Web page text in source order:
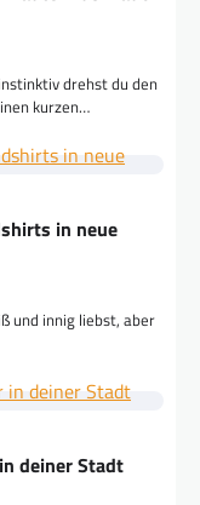
drehst du den
kurzen…
in neue
und innig liebst, aber
deiner Stadt